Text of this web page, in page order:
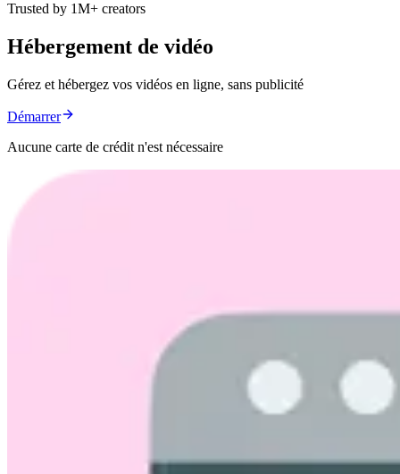
Trusted by 1M+ creators
Hébergement de vidéo
Gérez et hébergez vos vidéos en ligne, sans publicité
Démarrer
Aucune carte de crédit n'est nécessaire